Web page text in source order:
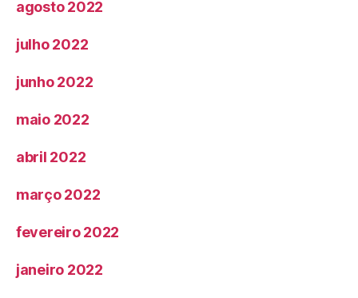
agosto 2022
julho 2022
junho 2022
maio 2022
abril 2022
março 2022
fevereiro 2022
janeiro 2022